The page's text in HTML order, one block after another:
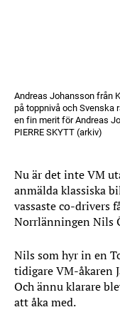
Andreas Johansson från
på toppnivå och Svenska
en fin merit för Andreas
PIERRE SKYTT (arkiv)
Nu är det inte VM
anmälda klassiska
vassaste co-drivers
Norrlänningen Nils
Nils som hyr in en
tidigare VM-åkaren
Och ännu klarare
att åka med.